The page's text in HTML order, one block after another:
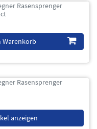
Rasensprenger
Warenkorb
Rasensprenger
anzeigen